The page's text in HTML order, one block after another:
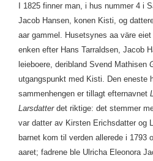
I 1825 finner man, i hus nummer 4 i
Jacob Hansen, konen Kisti, og
aar gammel. Husetsynes aa väre
enken efter Hans Tarraldsen, Jacob
leieboere, deribland Svend Mathisen
utgangspunkt med Kisti. Den eneste
sammenhengen er tillagt efternavnet
Larsdatterdet riktige: det stemmer
var datter av Kirsten Erichsdatter og
barnet kom til verden allerede i 1793
aaret; fadrene ble Ulricha Eleonora